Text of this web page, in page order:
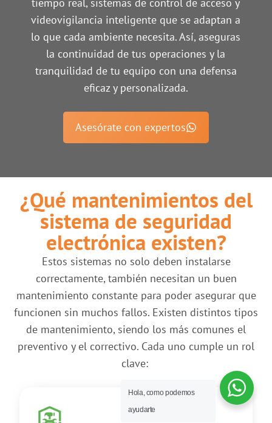
tiempo real, sistemas de control de acceso y
videovigilancia inteligente que se adaptan a
lo que cada ambiente necesita. Así, aseguras
la continuidad de tus operaciones y la
tranquilidad de tu equipo con una defensa
eficaz y personalizada.
Asesórate con expertos
¿Qué mantenimientos del
sistema de seguridad
electrónica existen?
Estos sistemas no solo deben instalarse
correctamente, también necesitan un buen
mantenimiento constante para poder asegurar que
funcionen sin muchos fallos. Existen distintos tipos
de mantenimiento, siendo los más comunes el
preventivo y el correctivo. Cada uno cumple un rol
clave:
Hola, como podemos
ayudarte